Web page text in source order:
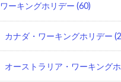
ワーキングホリデー(60)
カナダ・ワーキングホリデー
オーストラリア・ワーキング